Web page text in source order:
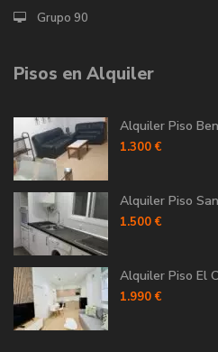
Grupo 90
Pisos en Alquiler
Alquiler Piso
1.300 €
Alquiler Piso
1.500 €
Alquiler Piso El
1.990 €